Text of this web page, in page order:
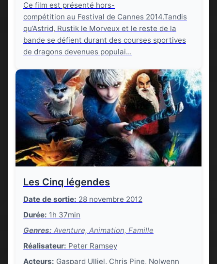
Ce film est présenté hors-
compétition au Festival de Cannes 2014.Tandis
qu’Astrid, Rustik le Morveux et le reste de la
bande se défient durant des courses sportives
de dragons devenues populai...
Les Cinq légendes
Date de sortie: 28 novembre 2012
Durée: 1h 37min
Genres: Aventure, Animation, Famille
Réalisateur: Peter Ramsey
Acteurs: Gaspard Ulliel, Chris Pine, Nolwenn